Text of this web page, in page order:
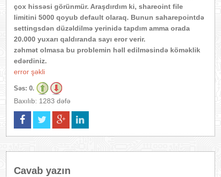
çox hissəsi görünmür. Araşdırdım ki, shareoint file
limitini 5000 qoyub default olaraq. Bunun saharepointdə
settingsdən düzəldilmə yerinidə tapdım amma orada
20.000 yuxarı qaldıranda sayı eror verir.
zəhmət olmasa bu problemin həll edilməsində köməklik
edərdiniz.
error şəkli
Səs: 0.
Baxılıb: 1283 dəfə
Cavab yazın